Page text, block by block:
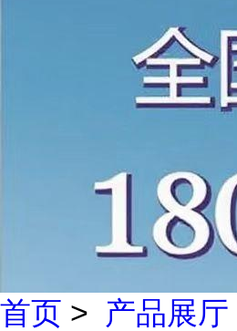
首页 > 产品展厅